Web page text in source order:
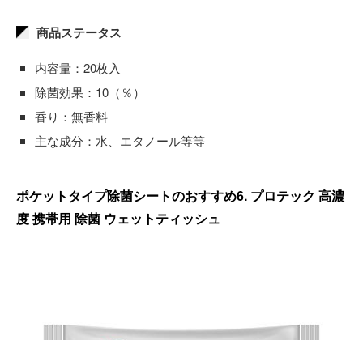
商品ステータス
内容量：20枚入
除菌効果：10（％）
香り：無香料
主な成分：水、エタノール等等
ポケットタイプ除菌シートのおすすめ6. プロテック 高濃
度 携帯用 除菌 ウェットティッシュ